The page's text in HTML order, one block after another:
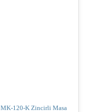
MK-120-K Zincirli Masa